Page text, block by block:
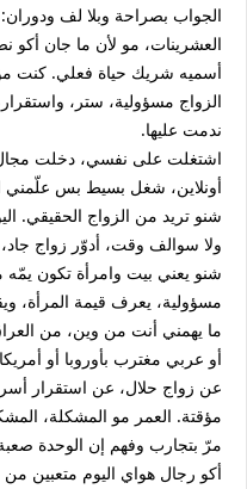
الجواب بصراحة وبلا لف
العشرينات، مو لأن ما جان
أسميه شريك حياة فعلي. كنت
الزواج مسؤولية، ستر،
ندمت عليها.
اشتغلت على نفسي، دخلت مجال
أونلاين، شغل بسيط بس علّمني
ولا سوالف وقت، أدوّر زواج
شنو يعني بيت وامرأة تكون
مسؤولية، يعرف قيمة المرأة،
ما يهمني أنت من وين، من
أو عربي مغترب بأوروبا أو
عن زواج حلال، عن استقرار
مؤقتة. العمر مو المشكلة،
مرّ بتجارب وفهم إن الوحدة
أكو رجال هواي اليوم متعبين من